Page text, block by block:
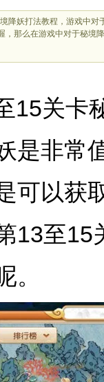
降妖打法教程，游戏中
，那么在游戏中对于秘境
15关卡
是非常
可以获
13至
。